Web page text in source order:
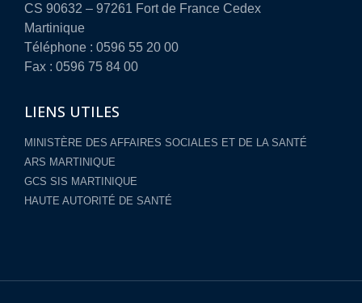
CS 90632 – 97261 Fort de France Cedex
Martinique
Téléphone : 0596 55 20 00
Fax : 0596 75 84 00
LIENS UTILES
MINISTÈRE DES AFFAIRES SOCIALES ET DE LA SANTÉ
ARS MARTINIQUE
GCS SIS MARTINIQUE
HAUTE AUTORITÉ DE SANTÉ